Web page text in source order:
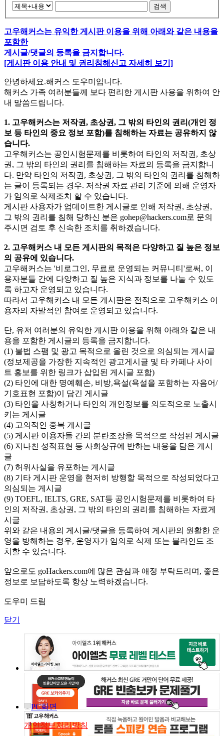
검색
고우해커스는 유익한 게시판 이용을 위해 아래와 같은 내용을
포함한
게시글/댓글의 등록을 금지합니다.
[게시판 이용 안내 및 권리침해신고 자세히 보기]
안녕하세요.해커스 도우미입니다.
해커스 가족 여러분들께 보다 편리한 게시판 사용을 위하여 안
내 말씀드립니다.
1. 고우해커스는 저작권, 초상권, 그 밖의 타인의 권리(개인 정
보 등 타인의 중요 정보 포함)를 침해하는 자료는 공유하지 않
습니다.
고우해커스는 공인시험문제를 비롯하여 타인의 저작권, 초상
권, 그 밖의 타인의 권리를 침해하는 자료의 등록을 금지합니
다. 만약 타인의 저작권, 초상권, 그 밖의 타인의 권리를 침해하
는 글이 등록되는 경우. 저작권 자료 관리 기준에 의해 운영자
가 임의로 삭제조치 할 수 있습니다.
게시판 사용자가 업데이트한 게시글로 인해 저작권, 초상권,
그 밖의 권리를 침해 당하신 분은 gohep@hackers.com로 문의
주시면 검토 후 신속한 조치를 취하겠습니다.
2. 고우해커스 내 모든 게시판의 목적은 다양하고 질 높은 정보
의 공유에 있습니다.
고우해커스는 '비로그인, 무료로 운영되는 커뮤니티'로써, 이
용자분들 간에 다양하고 질 높은 지식과 정보를 나눌 수 있도
록 하고자 운영되고 있습니다.
따라서 고우해커스 내 모든 게시판은 전적으로 고우해커스 이
용자의 자발적인 참여로 운영되고 있습니다.
단, 유저 여러분의 유익한 게시판 이용을 위해 아래와 같은 내
용을 포함한 게시글의 등록을 금지합니다.
(1) 불법 스팸 및 광고 목적으로 올린 것으로 의심되는 게시글
(정보제공을 가장한 지속적인 광고게시글 및 타 카페나 사이
트 홍보를 위한 링크가 삽입된 게시글 포함)
(2) 타인에 대한 명예훼손, 비방,욕설(욕설을 포함하는 자음어/
기호표현 포함)이 담긴 게시글
(3) 타인을 사칭하거나 타인의 개인정보를 의도적으로 노출시
키는 게시글
(4) 고의적인 중복 게시글
(5) 게시판 이용자들 간의 분란조장을 목적으로 작성된 게시글
(6) 지나친 성적표현 등 사회상규에 반하는 내용을 담은 게시
글
(7) 허위사실을 유포하는 게시글
(8) 기타 게시판 운영을 현저히 방행할 목적으로 작성되었다고
의심되는 게시글
(9) TOEFL, IELTS, GRE, SAT등 공인시험문제를 비롯하여 타
인의 저작권, 초상권, 그 밖의 타인의 권리를 침해하는 자료게
시글
위와 같은 내용의 게시글/댓글을 등록하여 게시판의 원활한 운
영을 방해하는 경우, 운영자가 임의로 삭제 또는 블라인드 조
치할 수 있습니다.
앞으로도 goHackers.com에 많은 관심과 애정 부탁드리며, 좋은
정보로 보답하도록 항상 노력하겠습니다.
도우미 드림
닫기
PC화면
개인정보처리방침